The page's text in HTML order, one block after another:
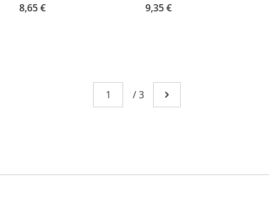
8,65 €
9,35 €
Sivu
You're currently reading page 1
/3 Mene seuraavalle